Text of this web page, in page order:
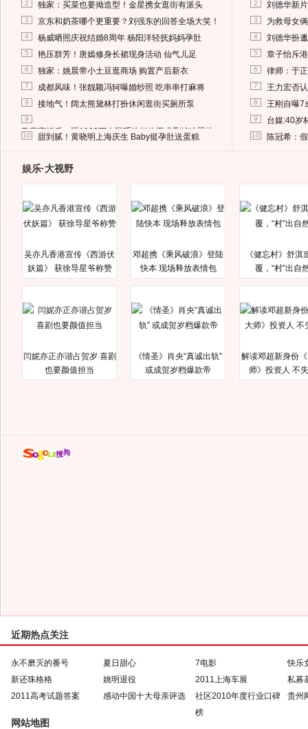
2 独家：买菜也要拗造型！金星携女逛街有派头
3 京东和奶茶哪个更重要？刘强东的回答全场大笑！
4 杨威晒照庆祝结婚8周年 杨阳洋轻抚妈妈孕肚
5 艳压群芳！唐嫣修身长裙现身活动 仙气儿足
6 独家：姚晨带小土豆逛商场 购置产后新衣
7 成都风味！张靓颖冯轲曝婚纱照 吃串串打麻将
8 接地气！阔太熊黛林打扮休闲逛街买厕所泵
9
马蓉离婚后，砸1000万人民币给媒体要求删掉这照片
10 甜到腻！黄晓明上海庆生 Baby挺孕肚送蛋糕
2 刘德华新
3 为救母女
4 刘德华扮
5 章子怡斥
6 律师：于
7 王力宏否
8 王刚自曝7
9 台媒:40岁
10 陈冠希：
娱乐·大视野
吴亦凡香港宣传《西游伏
妖篇》 获徐导星爷称赞
邓超携《乘风破浪》登陆
快本 现场释放表情包
《健忘村》舒淇
覆，“村”出自
闫妮亦正亦谐占贺岁 喜剧
也要颜值担当
《情圣》肖央“真诚出轨”
或成贺岁档爆款帝
解读邓超新身份
师》投资人 不
近期热点关注
永不磨灭的番号 夏日甜心 7电影
快乐
新还珠格格
姚明退役 2011上海车展
私募
2011高考试题答案
感动中国十大母亲评选
社区2010年度行业口碑
榜
贵州
网站地图